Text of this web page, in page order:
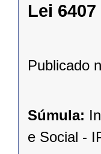
Lei
Publicado
Súmula:
e Social -